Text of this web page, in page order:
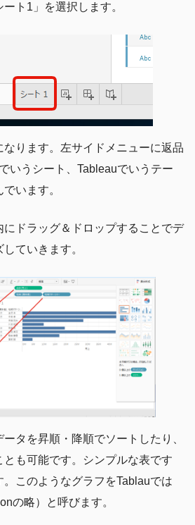
ト1」を選択します。
ります。左サイドメニューに返品
いうシート、Tableauでいうテー
います。
にドラッグ＆ドロップすることでデ
ていきます。
タを昇順・降順でソートしたり、
も可能です。シンプルな表です
このようなグラフをTablauでは
の略）と呼びます。